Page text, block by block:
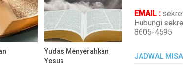
Yudas Menyerahkan
Yesus
EMAIL :
Hubungi
8605-4595
JADWAL MISA